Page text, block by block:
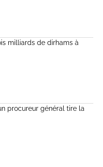
milliards de dirhams à
procureur général tire la